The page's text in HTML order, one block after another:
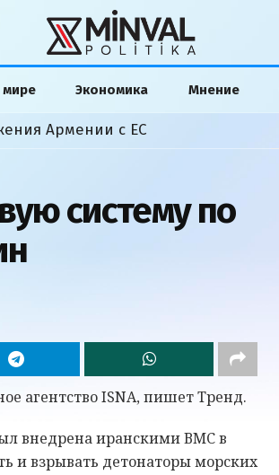
мире Экономика Мнение
Армении с ЕС
систему по
агентство ISNA, пишет Тренд.
внедрена иранскими ВМС в
и взрывать детонаторы морских